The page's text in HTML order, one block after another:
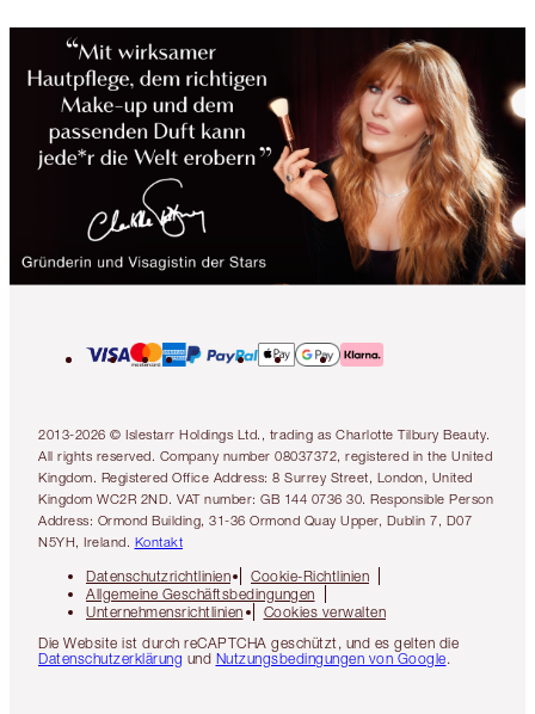
2013-2026 © Islestarr Holdings Ltd., trading as Charlotte Tilbury Beauty.
All rights reserved. Company number 08037372, registered in the United
Kingdom. Registered Office Address: 8 Surrey Street, London, United
Kingdom WC2R 2ND. VAT number: GB 144 0736 30. Responsible Person
Address: Ormond Building, 31-36 Ormond Quay Upper, Dublin 7, D07
N5YH, Ireland. Kontakt
Datenschutzrichtlinien
Cookie-Richtlinien
Allgemeine Geschäftsbedingungen
Unternehmensrichtlinien
Cookies verwalten
Die Website ist durch reCAPTCHA geschützt, und es gelten die
Datenschutzerklärung und Nutzungsbedingungen von Google.